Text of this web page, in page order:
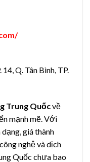
Q. Tân Bình, TP.
Trung Quốcvề
mạnh mẽ. Với
dạng, giá thành
nghệ và dịch
Quốc chưa bao